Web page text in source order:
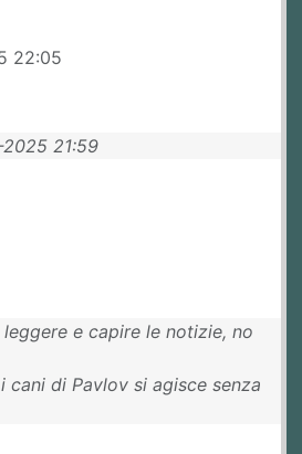
22:05
21:59
e capire le notizie, no
cani di Pavlov si agisce senza